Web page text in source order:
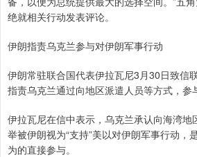
绝就相关行动发表评论。
伊朗指责乌克兰参与对伊朗军事行动
伊朗常驻联合国代表伊拉瓦尼3月30日致信
指责乌克兰通过向地区派遣人员等方式，参
伊拉瓦尼在信中表示，乌克兰承认向海湾地
举被伊朗视为“支持”美以对伊朗军事行动，
为的直接参与。